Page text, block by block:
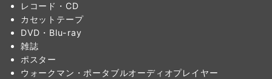
レコード・CD
カセットテープ
DVD・Blu-ray
雑誌
ポスター
ウォークマン・ポータブルオーディオプレイヤー